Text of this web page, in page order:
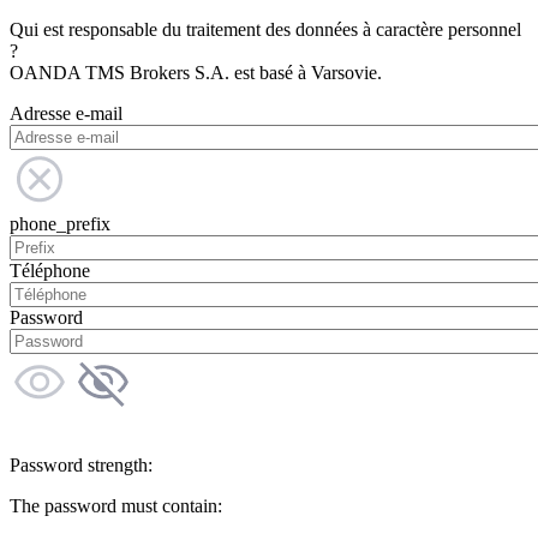
Qui est responsable du traitement des données à caractère personnel
?
OANDA TMS Brokers S.A. est basé à Varsovie.
Adresse e-mail
phone_prefix
Téléphone
Password
Password strength:
The password must contain: